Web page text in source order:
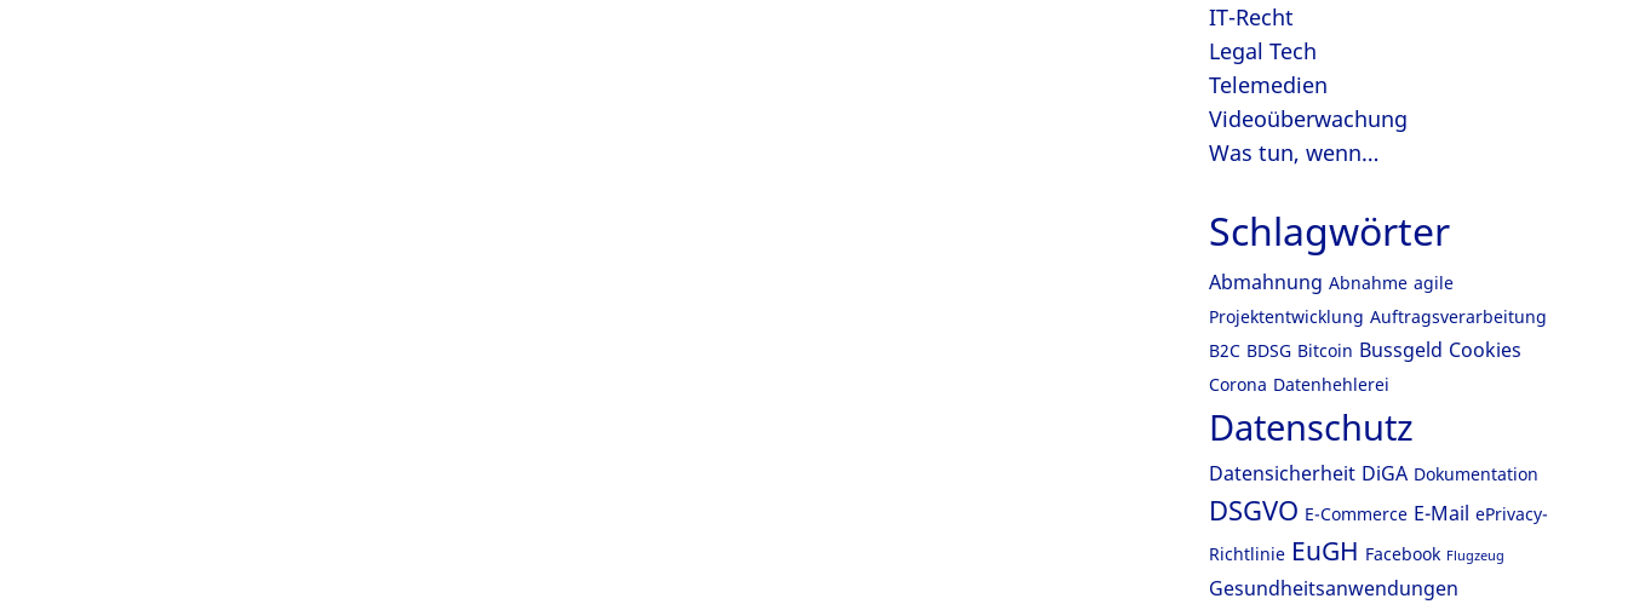
IT-Recht
Legal Tech
Telemedien
Videoüberwachung
Was tun, wenn…
Schlagwörter
Abmahnung Abnahme agile
Projektentwicklung Auftragsverarbeitung
B2C BDSG Bitcoin Bussgeld Cookies
Corona Datenhehlerei
Datenschutz
Datensicherheit DiGA Dokumentation
DSGVO E-Commerce E-Mail ePrivacy-
Richtlinie EuGH Facebook Flugzeug
Gesundheitsanwendungen